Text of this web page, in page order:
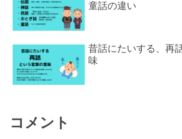
童話の違い
昔話にたいする、再
味
コメント